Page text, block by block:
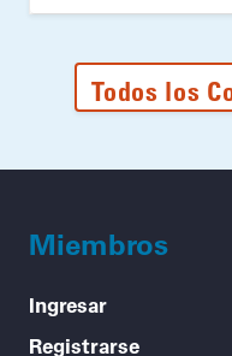
Todos los
Miembros
Ingresar
Registrarse